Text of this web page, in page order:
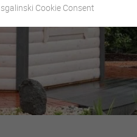
Cookie Consent